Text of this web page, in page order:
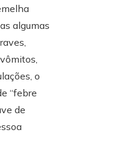
algumas
o
“febre
de